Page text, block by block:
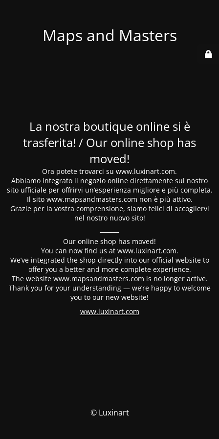
Maps and Masters
La nostra boutique online si è
trasferita! / Our online shop has
moved!
Ora potete trovarci su www.luxinart.com.
Abbiamo integrato il negozio online direttamente sul nostro
sito ufficiale per offrirvi un’esperienza migliore e più completa.
Il sito www.mapsandmasters.com non è più attivo.
Grazie per la vostra comprensione, siamo felici di accogliervi
nel nostro nuovo sito!
⸻
Our online shop has moved!
You can now find us at www.luxinart.com.
We’ve integrated the shop directly into our official website to
offer you a better and more complete experience.
The website www.mapsandmasters.com is no longer active.
Thank you for your understanding — we’re happy to welcome
you to our new website!
www.luxinart.com
© Luxinart